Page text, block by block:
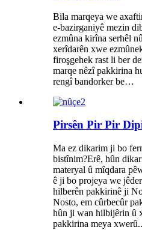
Bila marqeya we
e-bazirganiyê mezin
ezmûna kirîna serhêl
xerîdarên xwe
firoşgehek rast li ber
marqe nêzî pakkirina
rengî bandorker be…
Pirsên Pir Pir
Ma ez dikarim ji bo
bistînim?Erê, hûn
materyal û mîqdara
ê ji bo projeya we
hilberên pakkirinê ji
Nosto, em cûrbecûr
hûn ji wan hilbijêrin û
pakkirina meya